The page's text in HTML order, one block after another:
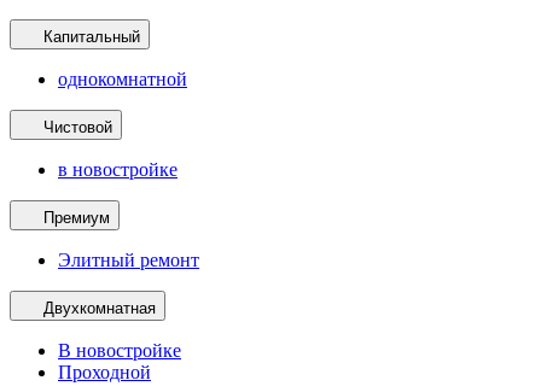
Капитальный
однокомнатной
Чистовой
в новостройке
Премиум
Элитный ремонт
Двухкомнатная
В новостройке
Проходной